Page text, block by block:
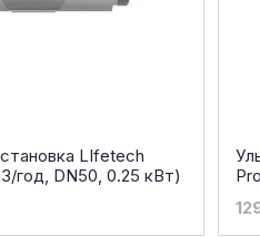
LIfetech
год, DN50, 0.25 кВт)